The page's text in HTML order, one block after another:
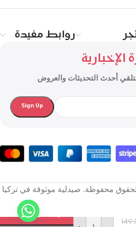
روابط مفيدة
لتلقي أحدث التحديثات والعروض
إضافة إلى السلة